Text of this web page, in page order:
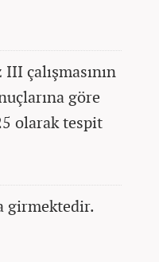
çalışmasının
göre
olarak tespit
girmektedir.